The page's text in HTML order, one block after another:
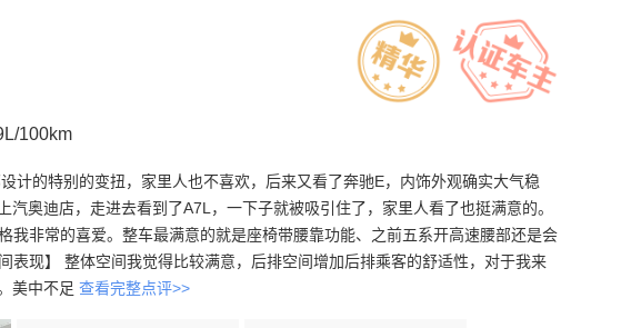
100km
计的特别的变扭，家里人也不喜欢，后来又看了奔驰E，内饰外观确实大气稳
奥迪店，走进去看到了A7L，一下子就被吸引住了，家里人看了也挺满意的。
我非常的喜爱。整车最满意的就是座椅带腰靠功能、之前五系开高速腰部还是会
表现】 整体空间我觉得比较满意，后排空间增加后排乘客的舒适性，对于我来
美中不足 查看完整点评>>